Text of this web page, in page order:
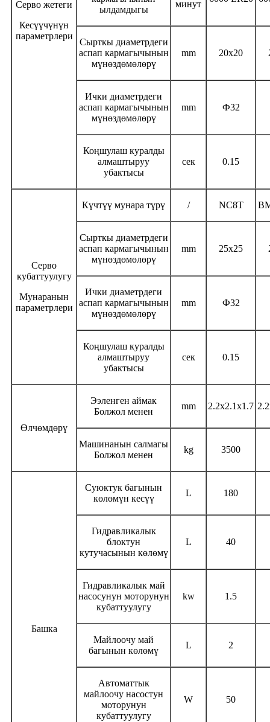
Серво жетеги
Кесүүчүнүн
параметрлери
ылдамдыгы
минут
Сырткы диаметрдеги
аспап кармагычынын
мүнөздөмөлөрү
mm 20x20
Ички диаметрдеги
аспап кармагычынын
мүнөздөмөлөрү
mm Ф32
Коңшулаш куралды
алмаштыруу
убактысы
сек 0.15
Серво
кубаттуулугу
Мунаранын
параметрлери
Күчтүү мунара түрү / NC8T
Сырткы диаметрдеги
аспап кармагычынын
мүнөздөмөлөрү
mm 25x25
Ички диаметрдеги
аспап кармагычынын
мүнөздөмөлөрү
mm Ф32
Коңшулаш куралды
алмаштыруу
убактысы
сек 0.15
Өлчөмдөрү
Ээленген аймак
Болжол менен
mm 2.2x2.1x1.7
Машинанын салмагы
Болжол менен
kg 3500
Башка
Суюктук багынын
көлөмүн кесүү
L 180
Гидравликалык
блоктун
кутучасынын көлөмү
L 40
Гидравликалык май
насосунун моторунун
кубаттуулугу
kw 1.5
Майлоочу май
багынын көлөмү
L 2
Автоматтык
майлоочу насостун
моторунун
кубаттуулугу
W 50